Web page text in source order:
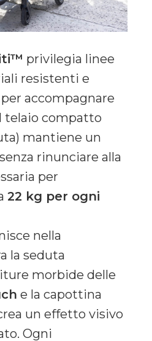
privilegia linee
resistenti e
accompagnare
telaio compatto
mantiene un
rinunciare alla
per
22 kg per ogni
nella
la seduta
morbide delle
e la capottina
un effetto visivo
Ogni